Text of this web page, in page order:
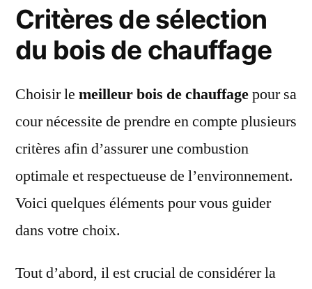
Critères de sélection
du bois de chauffage
Choisir le meilleur bois de chauffagepour sa
cour nécessite de prendre en compte plusieurs
critères afin d’assurer une combustion
optimale et respectueuse de l’environnement.
Voici quelques éléments pour vous guider
dans votre choix.
Tout d’abord, il est crucial de considérer la